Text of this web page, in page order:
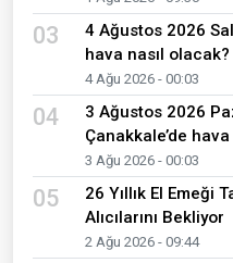
03
4 Ağustos 2026
hava nasıl olacak?
4 Ağu 2026 - 00:03
04
3 Ağustos 2026
Çanakkale’de
3 Ağu 2026 - 00:03
05
26 Yıllık El Emeği
Alıcılarını Bekliyor
2 Ağu 2026 - 09:44